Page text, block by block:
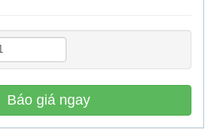
Báo giá ngay